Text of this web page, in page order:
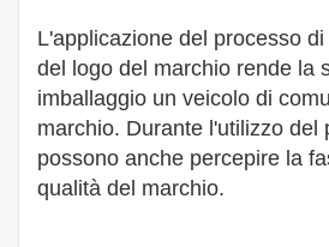
L'applicazione del processo
del logo del marchio rende la
imballaggio un veicolo di
marchio. Durante l'utilizzo del
possono anche percepire la
qualità del marchio.